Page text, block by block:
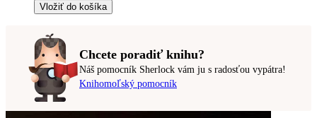
Vložiť do košíka
Chcete poradiť knihu?
Náš pomocník Sherlock vám ju s radosťou vypátra!
Knihomoľský pomocník